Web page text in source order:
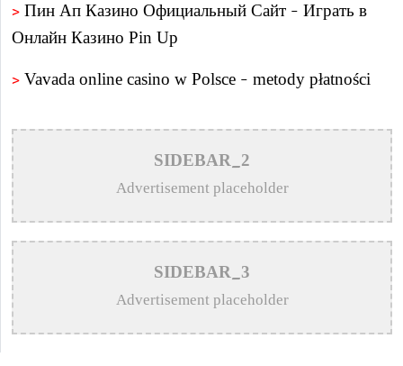
> Пин Ап Казино Официальный Сайт – Играть в
Онлайн Казино Pin Up
> Vavada online casino w Polsce – metody płatności
Онлайн Казино Pin Up
>
Mostbet AZ – bukmeker ve kazino Mostbet – Giriş
rəsmi sayt
>
Casino вход на зеркало
>Aviator – O Guia Essencial para Jogar e Vencer na
SIDEBAR_2
Advertisement placeholder
SIDEBAR_3
Advertisement placeholder